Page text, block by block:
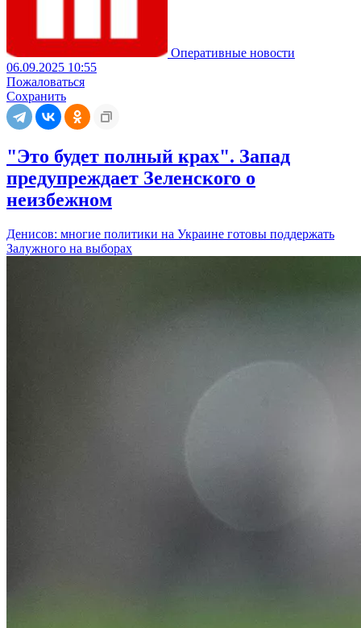
Оперативные новости
06.09.2025 10:55
Пожаловаться
Сохранить
"Это будет полный крах". Запад
предупреждает Зеленского о
неизбежном
Денисов: многие политики на Украине готовы поддержать
Залужного на выборах